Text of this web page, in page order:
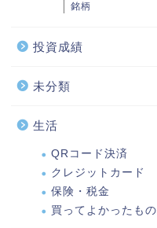
銘柄
投資成績
未分類
生活
QRコード決済
クレジットカード
保険・税金
買ってよかったもの